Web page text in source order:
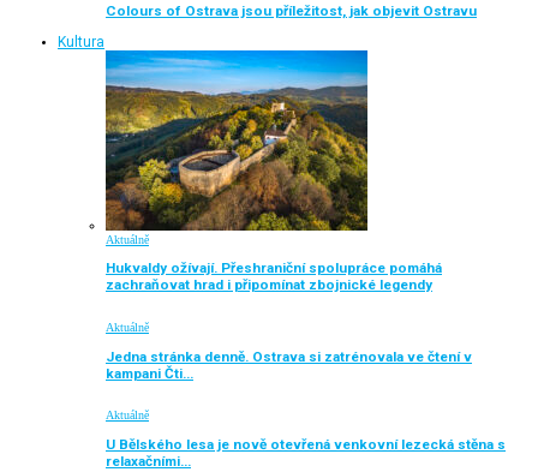
Colours of Ostrava jsou příležitost, jak objevit Ostravu
Kultura
Aktuálně
Hukvaldy ožívají. Přeshraniční spolupráce pomáhá
zachraňovat hrad i připomínat zbojnické legendy
Aktuálně
Jedna stránka denně. Ostrava si zatrénovala ve čtení v
kampani Čti…
Aktuálně
U Bělského lesa je nově otevřená venkovní lezecká stěna s
relaxačními…